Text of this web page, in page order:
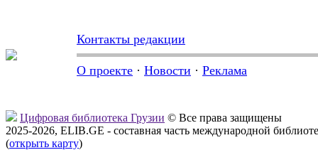
Контакты редакции
О проекте · Новости · Реклама
Цифровая библиотека Грузии © Все права защищены
2025-2026, ELIB.GE - составная часть международной
(открыть карту)